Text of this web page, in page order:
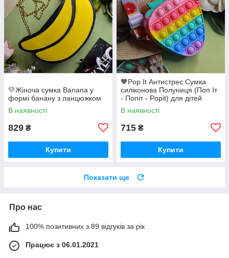
💛Жіноча сумка Banana у
формі банану з ланцюжком
В наявності
829 ₴
Купити
🧡Pop It Антистрес Сумка
силіконова Полуниця (Поп Іт
- Попіт - Popit) для дітей
В наявності
715 ₴
Купити
Показати ще
Про нас
100% позитивних з 89 відгуків за рік
Працює з 06.01.2021